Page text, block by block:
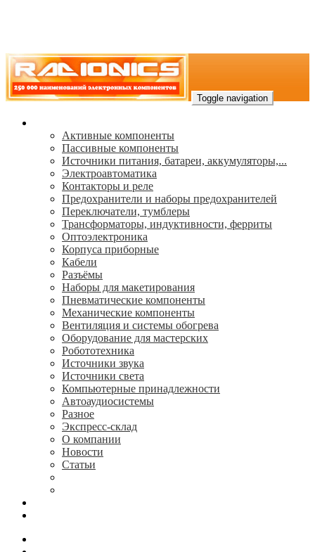
Toggle navigation
Активные компоненты
Пассивные компоненты
Источники питания, батареи, аккумуляторы,...
Электроавтоматика
Контакторы и реле
Предохранители и наборы предохранителей
Переключатели, тумблеры
Трансформаторы, индуктивности, ферриты
Oптоэлектроника
Корпуса приборные
Кабели
Разъёмы
Наборы для макетирования
Пневматические компоненты
Механические компоненты
Вентиляция и системы обогрева
Оборудование для мастерских
Робототехника
Источники звука
Источники света
Компьютерные принадлежности
Автоаудиосистемы
Разное
Экспресс-склад
О компании
Новости
Статьи